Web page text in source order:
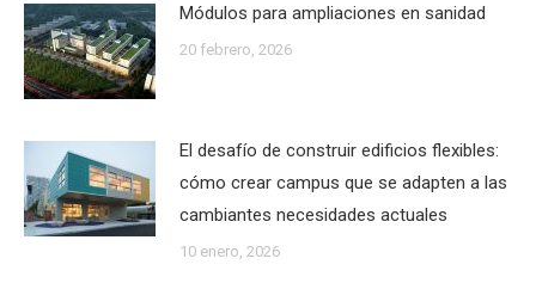
Módulos para ampliaciones en sanidad
20 febrero, 2026
El desafío de construir edificios flexibles:
cómo crear campus que se adapten a las
cambiantes necesidades actuales
10 enero, 2026